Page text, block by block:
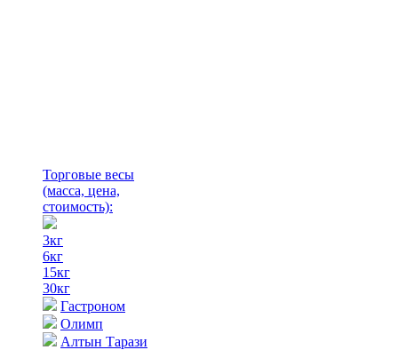
Торговые весы
(масса, цена,
стоимость):
3кг
6кг
15кг
30кг
Гастроном
Олимп
Алтын Тарази